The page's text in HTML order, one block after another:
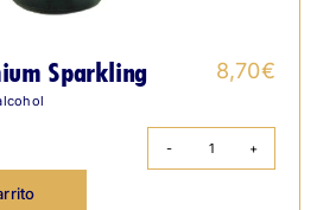
Sparkling 8,70€
Lussory
Premium